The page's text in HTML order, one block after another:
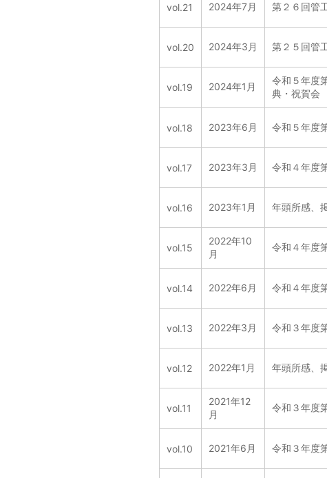
vol.21 2024年7月 第２６回管
vol.20 2024年3月 第２５回管
vol.19 2024年1月
令和５年度
典・祝賀会
vol.18 2023年6月 令和５年度
vol.17 2023年3月 令和４年度
vol.16 2023年1月 年頭所感、
vol.15
2022年10
月
令和４年度
vol.14 2022年6月 令和４年度
vol.13 2022年3月 令和３年度
vol.12 2022年1月 年頭所感、
vol.11
2021年12
月
令和３年度
vol.10 2021年6月 令和３年度